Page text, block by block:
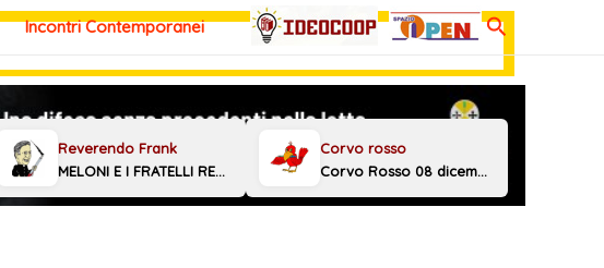
Incontri Contemporanei Cerca
MELONI E I FRATELLI REGGINI Corvo Rosso 08 dicembre 2025